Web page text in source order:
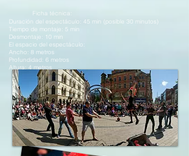
Ficha técnica:
Duración del espectáculo: 45 min (posible 30 minutos)
Tiempo de montaje: 5 min
Desmontaje: 10 min
El espacio del espectáculo:
Ancho: 8 metros
Profundidad: 6 metros
Altura: 4 metros